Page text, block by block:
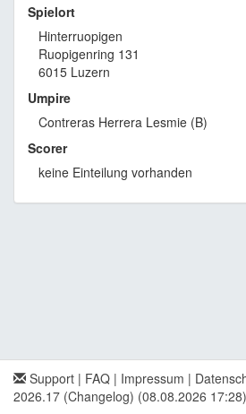
Spielort
Hinterruopigen
Ruopigenring 131
6015 Luzern
Umpire
Contreras Herrera Lesmie (B)
Scorer
keine Einteilung vorhanden
Support | FAQ | Impressum |
2026.17 (Changelog) (08.08.2026 17:28)